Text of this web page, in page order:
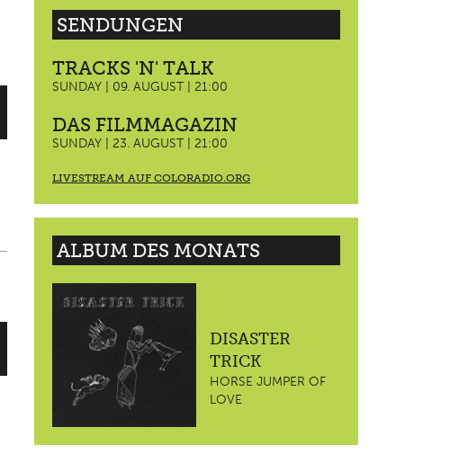
SENDUNGEN
TRACKS 'N' TALK
SUNDAY | 09. AUGUST | 21:00
DAS FILMMAGAZIN
SUNDAY | 23. AUGUST | 21:00
LIVESTREAM AUF COLORADIO.ORG
ALBUM DES MONATS
DISASTER
TRICK
HORSE JUMPER OF
LOVE